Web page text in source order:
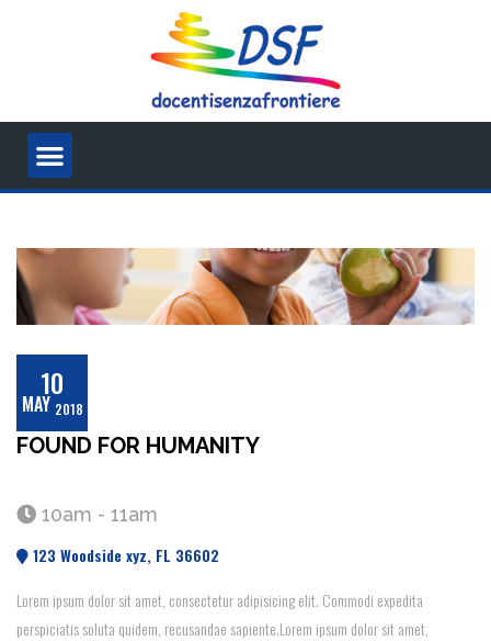
10
MAY 2018
FOUND FOR HUMANITY
10am - 11am
123 Woodside xyz, FL 36602
Lorem ipsum dolor sit amet, consectetur adipisicing elit. Commodi expedita
perspiciatis soluta quidem, recusandae sapiente.Lorem ipsum dolor sit amet,